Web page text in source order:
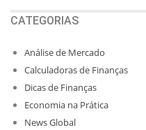
CATEGORIAS
Análise de Mercado
Calculadoras de Finanças
Dicas de Finanças
Economia na Prática
News Global